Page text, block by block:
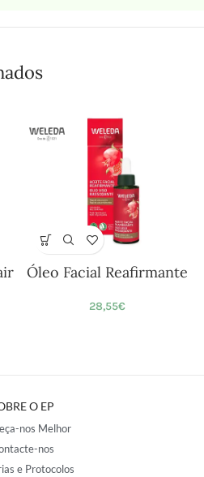
Óleo Facial Reafirmante
28,55€
O EP
nos Melhor
nos
e Protocolos